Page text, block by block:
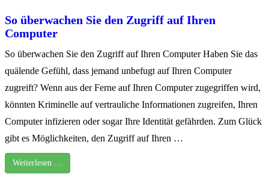
So überwachen Sie den Zugriff auf Ihren
Computer
So überwachen Sie den Zugriff auf Ihren Computer Haben Sie das
quälende Gefühl, dass jemand unbefugt auf Ihren Computer
zugreift? Wenn aus der Ferne auf Ihren Computer zugegriffen wird,
könnten Kriminelle auf vertrauliche Informationen zugreifen, Ihren
Computer infizieren oder sogar Ihre Identität gefährden. Zum Glück
gibt es Möglichkeiten, den Zugriff auf Ihren …
Weiterlesen …